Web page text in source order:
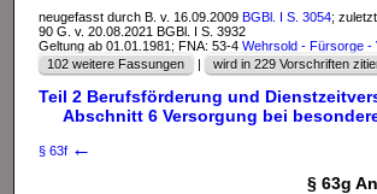
neugefasst durch B. v. 16.09.2009 BGBl. I S. 3054;
90 G. v. 20.08.2021 BGBl. I S. 3932
Geltung ab 01.01.1981; FNA: 53-4 Wehrsold - Fürsorge -
102 weitere Fassungen
| wird in 229 Vorschriften
Teil 2 Berufsförderung und
Abschnitt 6 Versorgung bei
§ 63f ←
§ 63g